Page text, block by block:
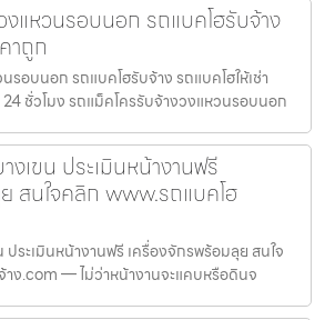
งแหวนรอบนอก รถแบคโฮรับจ้าง
าถูก
รอบนอก รถแบคโฮรับจ้าง รถแบคโฮให้เช่า
ชั่วโมง รถแม็คโครรับจ้างวงแหวนรอบนอก
เขน ประเมินหน้างานฟรี
สนใจคลิก www.รถแบคโฮ
ระเมินหน้างานฟรี เครื่องจักรพร้อมลุย สนใจ
ง.com — ไม่ว่าหน้างานจะแคบหรือดินจ